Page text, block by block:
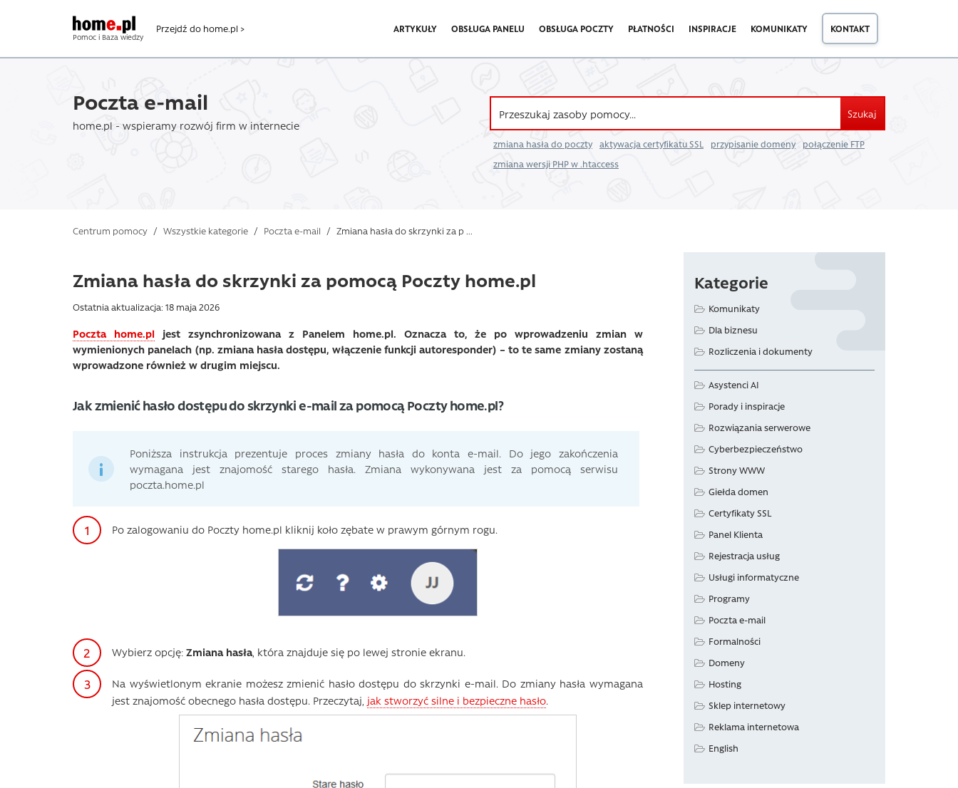
Pomoc i Baza wiedzy
Przejdź do home.pl > ARTYKUŁY OBSŁUGA PANELU OBSŁUGA POCZTY PŁATNOŚCI INSPIRACJE KOMUNIKATY KONTAKT
Poczta e-mail
home.pl - wspieramy rozwój firm w internecie
Szukaj
zmiana hasła do poczty aktywacja certyfikatu SSL przypisanie domeny
połączenie FTP
zmiana wersji PHP w .htaccess
Centrum pomocy / Wszystkie kategorie / Poczta e-mail / Zmiana hasła do skrzynki za p ...
Zmiana hasła do skrzynki za pomocą Poczty home.pl
Ostatnia aktualizacja: 18 maja 2026
Poczta home.pl jest zsynchronizowana z Panelem home.pl. Oznacza to, że po wprowadzeniu zmian w
wymienionych panelach (np. zmiana hasła dostępu, włączenie funkcji autoresponder) – to te same zmiany zostaną
wprowadzone również w drugim miejscu.
Jak zmienić hasło dostępu do skrzynki e-mail za pomocą Poczty home.pl?
Poniższa instrukcja prezentuje proces zmiany hasła do konta e-mail. Do jego zakończenia
wymagana jest znajomość starego hasła. Zmiana wykonywana jest za pomocą serwisu
poczta.home.pl
Po zalogowaniu do Poczty home.pl kliknij koło zębate w prawym górnym rogu.
Wybierz opcję: Zmiana hasła, która znajduje się po lewej stronie ekranu.
Na wyświetlonym ekranie możesz zmienić hasło dostępu do skrzynki e-mail. Do zmiany hasła wymagana
jest znajomość obecnego hasła dostępu. Przeczytaj, jak stworzyć silne i bezpieczne hasło.
Kategorie
Komunikaty
Dla biznesu
Rozliczenia i dokumenty
Asystenci AI
Porady i inspiracje
Rozwiązania serwerowe
Cyberbezpieczeństwo
Strony WWW
Giełda domen
Certyfikaty SSL
Panel Klienta
Rejestracja usług
Usługi informatyczne
Programy
Poczta e-mail
Formalności
Domeny
Hosting
Sklep internetowy
Reklama internetowa
English